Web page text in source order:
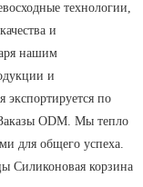
технологии,
и
нашим
и
по
ODM. Мы тепло
для общего успеха.